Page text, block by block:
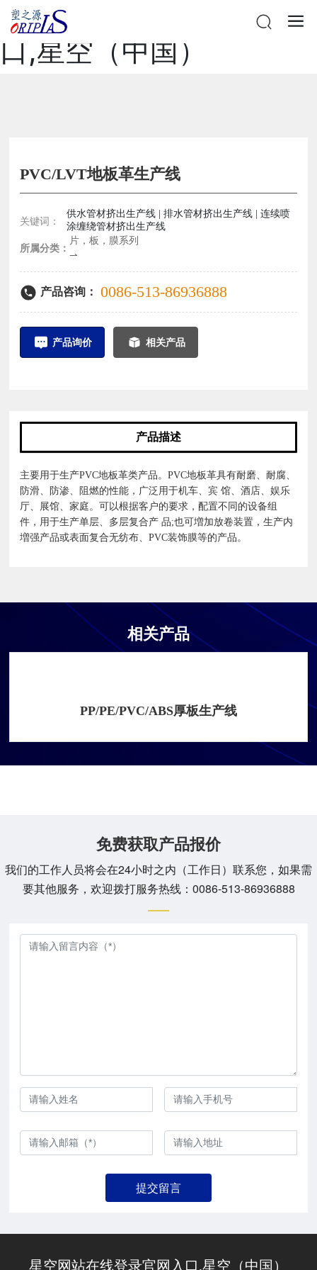
星空网站在线登录官网入
口,星空（中国）
PVC/LVT地板革生产线
关键词：
供水管材挤出生产线 | 排水管材挤出生产线 | 连续喷
涂缠绕管材挤出生产线
所属分类：
片，板，膜系列
⇀
产品咨询： 0086-513-86936888
产品询价 相关产品
产品描述
主要用于生产PVC地板革类产品。PVC地板革具有耐磨、耐腐、
防滑、防渗、阻燃的性能，广泛用于机车、宾 馆、酒店、娱乐
厅、展馆、家庭。可以根据客户的要求，配置不同的设备组
件，用于生产单层、多层复合产 品;也可増加放卷装置，生产内
増强产品或表面复合无纺布、PVC装饰膜等的产品。
相关产品
PP/PE/PVC/ABS厚板生产线
免费获取产品报价
我们的工作人员将会在24小时之内（工作日）联系您，如果需
要其他服务，欢迎拨打服务热线： 0086-513-86936888
提交留言
星空网站在线登录官网入口,星空（中国）